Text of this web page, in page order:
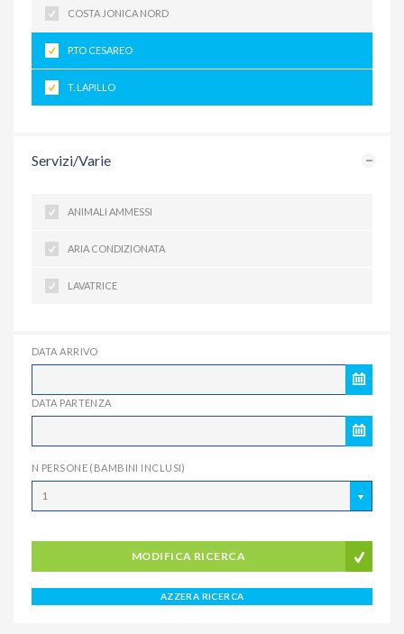
COSTA JONICA NORD
P.TO CESAREO
T. LAPILLO
Servizi/Varie
ANIMALI AMMESSI
ARIA CONDIZIONATA
LAVATRICE
DATA ARRIVO
DATA PARTENZA
N PERSONE (BAMBINI INCLUSI)
1
MODIFICA RICERCA
AZZERA RICERCA